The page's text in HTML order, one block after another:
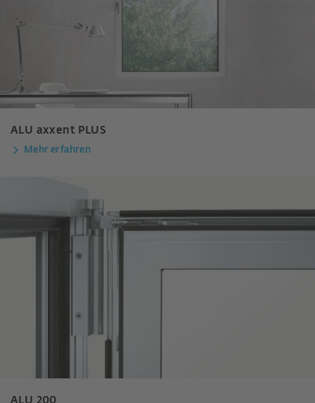
ALU axxent PLUS
Mehr erfahren
ALU 200